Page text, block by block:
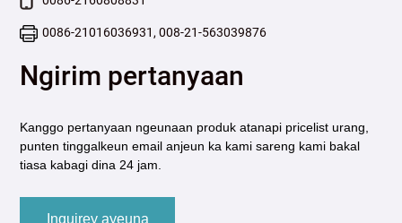
0086-21016036931, 008-21-563039876
Ngirim pertanyaan
Kanggo pertanyaan ngeunaan produk atanapi pricelist urang,
punten tinggalkeun email anjeun ka kami sareng kami bakal
tiasa kabagi dina 24 jam.
Inquirey ayeuna